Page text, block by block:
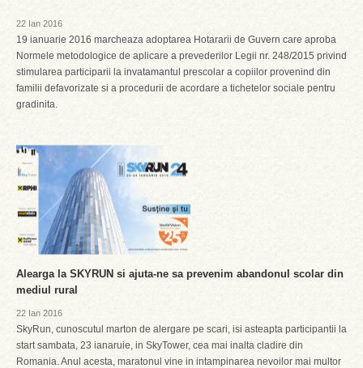
22 Ian 2016
19 ianuarie 2016 marcheaza adoptarea Hotararii de Guvern care aproba
Normele metodologice de aplicare a prevederilor Legii nr. 248/2015 privind
stimularea participarii la invatamantul prescolar a copiilor provenind din
familii defavorizate si a procedurii de acordare a tichetelor sociale pentru
gradinita.
Alearga la SKYRUN si ajuta-ne sa prevenim abandonul scolar din
mediul rural
22 Ian 2016
SkyRun, cunoscutul marton de alergare pe scari, isi asteapta participantii la
start sambata, 23 ianaruie, in SkyTower, cea mai inalta cladire din
Romania. Anul acesta, maratonul vine in intampinarea nevoilor mai multor